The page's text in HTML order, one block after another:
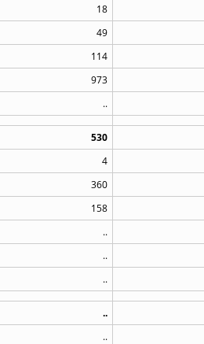
18
49
114
973
..
530
4
360
158
..
..
..
..
..